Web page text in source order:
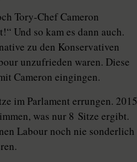
Tory-Chef Cameron
Und so kam es dann auch.
zu den Konservativen
unzufrieden waren. Diese
Cameron eingingen.
im Parlament errungen. 2015
was nur 8 Sitze ergibt.
Labour noch nie sonderlich